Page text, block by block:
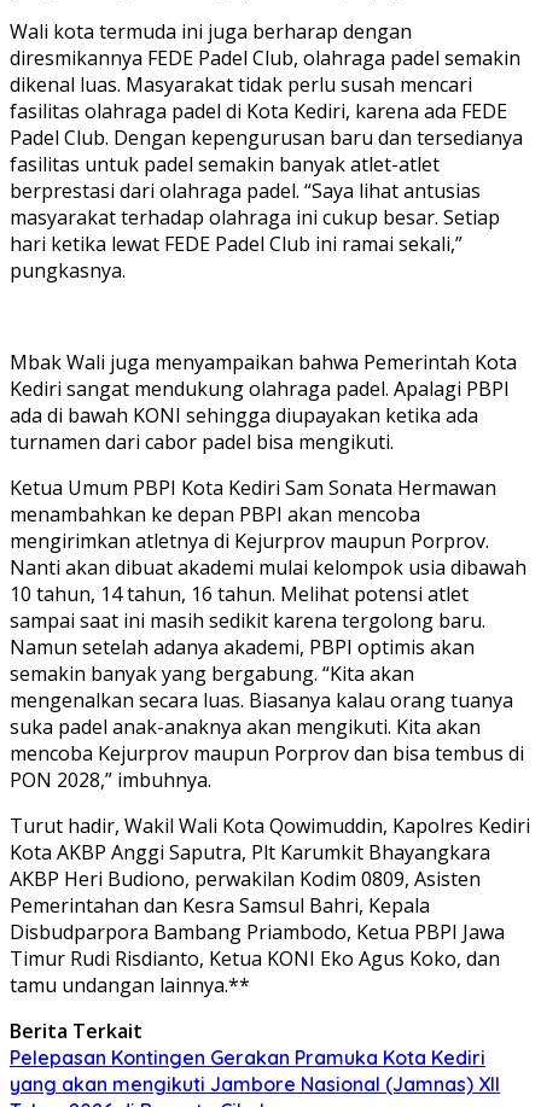
Wali kota termuda ini juga berharap dengan
diresmikannya FEDE Padel Club, olahraga padel semakin
dikenal luas. Masyarakat tidak perlu susah mencari
fasilitas olahraga padel di Kota Kediri, karena ada FEDE
Padel Club. Dengan kepengurusan baru dan tersedianya
fasilitas untuk padel semakin banyak atlet-atlet
berprestasi dari olahraga padel. “Saya lihat antusias
masyarakat terhadap olahraga ini cukup besar. Setiap
hari ketika lewat FEDE Padel Club ini ramai sekali,”
pungkasnya.
Mbak Wali juga menyampaikan bahwa Pemerintah Kota
Kediri sangat mendukung olahraga padel. Apalagi PBPI
ada di bawah KONI sehingga diupayakan ketika ada
turnamen dari cabor padel bisa mengikuti.
Ketua Umum PBPI Kota Kediri Sam Sonata Hermawan
menambahkan ke depan PBPI akan mencoba
mengirimkan atletnya di Kejurprov maupun Porprov.
Nanti akan dibuat akademi mulai kelompok usia dibawah
10 tahun, 14 tahun, 16 tahun. Melihat potensi atlet
sampai saat ini masih sedikit karena tergolong baru.
Namun setelah adanya akademi, PBPI optimis akan
semakin banyak yang bergabung. “Kita akan
mengenalkan secara luas. Biasanya kalau orang tuanya
suka padel anak-anaknya akan mengikuti. Kita akan
mencoba Kejurprov maupun Porprov dan bisa tembus di
PON 2028,” imbuhnya.
Turut hadir, Wakil Wali Kota Qowimuddin, Kapolres Kediri
Kota AKBP Anggi Saputra, Plt Karumkit Bhayangkara
AKBP Heri Budiono, perwakilan Kodim 0809, Asisten
Pemerintahan dan Kesra Samsul Bahri, Kepala
Disbudparpora Bambang Priambodo, Ketua PBPI Jawa
Timur Rudi Risdianto, Ketua KONI Eko Agus Koko, dan
tamu undangan lainnya.**
Berita Terkait
Pelepasan Kontingen Gerakan Pramuka Kota Kediri
yang akan mengikuti Jambore Nasional (Jamnas) XII